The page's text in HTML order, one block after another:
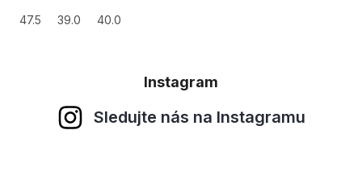
47.5 39.0 40.0
Instagram
Sledujte nás na Instagramu